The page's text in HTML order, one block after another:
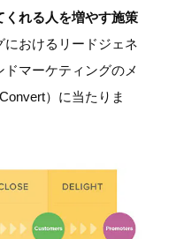
くれる人を増やす施策
におけるリードジェネ
マーケティングのメ
）に当たりま